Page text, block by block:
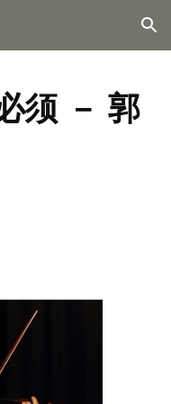
Skip to navigation
须 － 郭